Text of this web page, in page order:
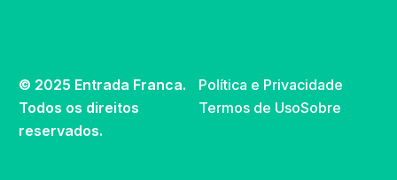
© 2025 Entrada Franca.
Todos os direitos
reservados.
Política e Privacidade
Termos de UsoSobre